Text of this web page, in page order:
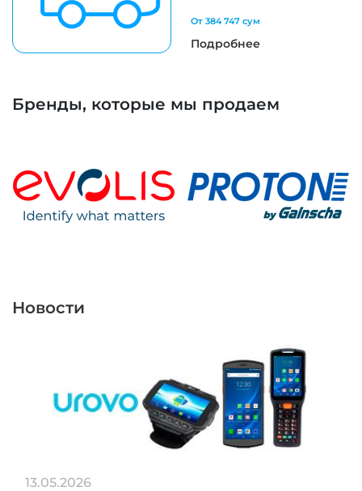
От 384 747 сум
Подробнее
Бренды, которые мы продаем
Новости
13.05.2026